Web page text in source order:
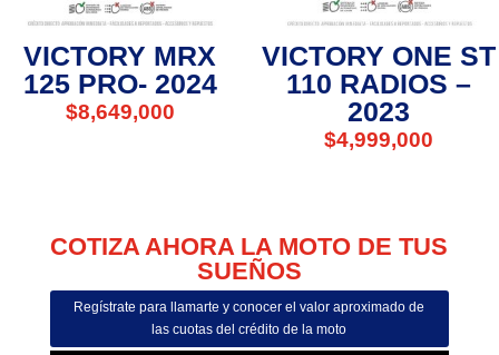
VICTORY MRX
125 PRO- 2024
$8,649,000
VICTORY ONE ST
110 RADIOS –
2023
$4,999,000
COTIZA AHORA LA MOTO DE TUS
SUEÑOS
Regístrate para llamarte y conocer el valor aproximado de
las cuotas del crédito de la moto